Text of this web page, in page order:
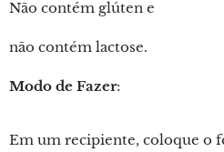
Não contém glúten e
não contém lactose.
Modo de Fazer:
Em um recipiente, coloque o